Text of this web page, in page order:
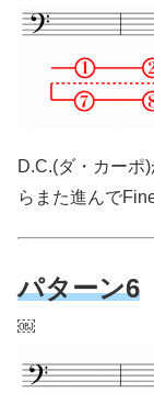
D.C.(ダ・カーポ
らまた進んで
パターン6
￼